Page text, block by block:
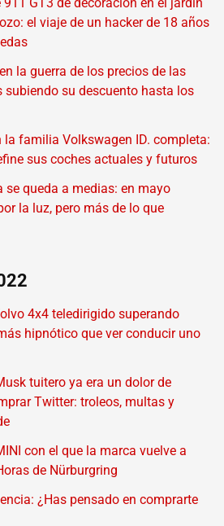
el viaje de un hacker de 18 años
la guerra de los precios de las
subiendo su descuento hasta los
la familia Volkswagen ID. completa:
sus coches actuales y futuros
se queda a medias: en mayo
la luz, pero más de lo que
4x4 teledirigido superando
hipnótico que ver conducir uno
tuitero ya era un dolor de
Twitter: troleos, multas y
con el que la marca vuelve a
de Nürburgring
¿Has pensado en comprarte